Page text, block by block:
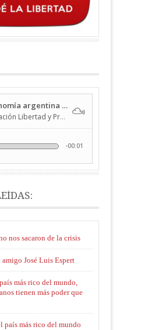
nos sacaron de la crisis
José Luis Espert
más rico del mundo,
tienen más poder que
país más rico del mundo